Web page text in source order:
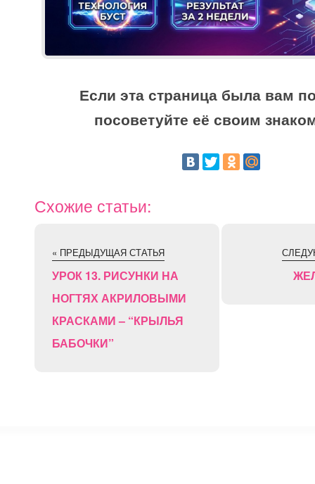
Если эта страница была вам
посоветуйте её своим
Схожие статьи:
« ПРЕДЫДУЩАЯ СТАТЬЯ
УРОК 13. РИСУНКИ НА
НОГТЯХ АКРИЛОВЫМИ
КРАСКАМИ – “КРЫЛЬЯ
БАБОЧКИ”